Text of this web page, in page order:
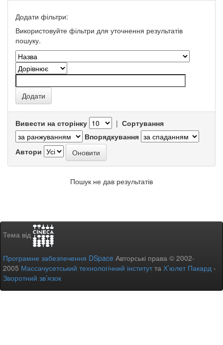
Додати фільтри:
Використовуйте фільтри для уточнення результатів
пошуку.
Вивести на сторінку | Сортування
Впорядкування
Автори
Пошук не дав результатів
Тема від
Програмне забезпечення DSpace Авторські права © 2002-
2005 Массачусетський технологічний інститутта Х’юлет Пакард -
Зворотний зв’язок